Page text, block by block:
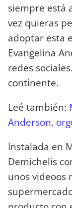
siempre está
vez quieras
adoptar esta
Evangelina
redes
continente.
Leé también:
Anderson,
Instalada en
Demichelis
unos videoos